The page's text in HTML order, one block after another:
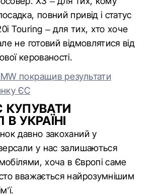
повний привід і статус
Touring – для тих, хто хоче
не готовий відмовлятися від
керованості.
покращив результати
ЄС
КУПУВАТИ
В УКРАЇНІ
давно закоханий у
у нас залишаються
хоча в Європі саме
вважається найрозумнішим